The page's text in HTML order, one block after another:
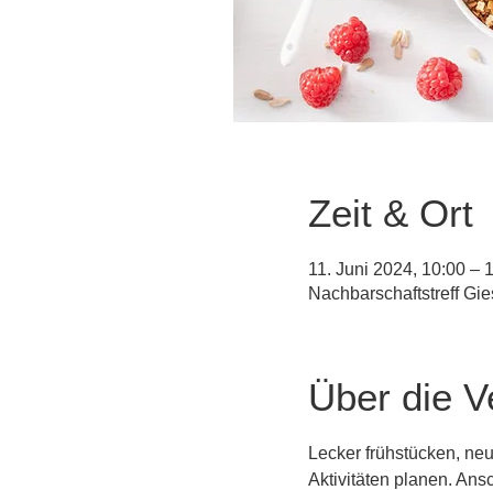
Zeit & Ort
11. Juni 2024, 10:00 –
Nachbarschaftstreff
Über die
Lecker frühstücken,
Aktivitäten planen.